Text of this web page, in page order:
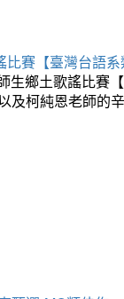
賽【臺灣台語
生鄉土歌謠比賽
及柯純恩老師的